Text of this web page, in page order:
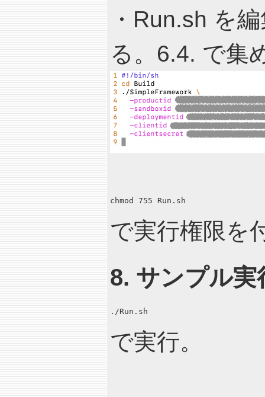
・Run.sh を
る。6.4. で集
chmod 755 Run.sh
で実行権限を
8. サンプル実
./Run.sh
で実行。